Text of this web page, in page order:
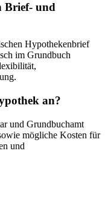
Brief- und
Hypothekenbrief
im Grundbuch
an?
und Grundbuchamt
mögliche Kosten für
und